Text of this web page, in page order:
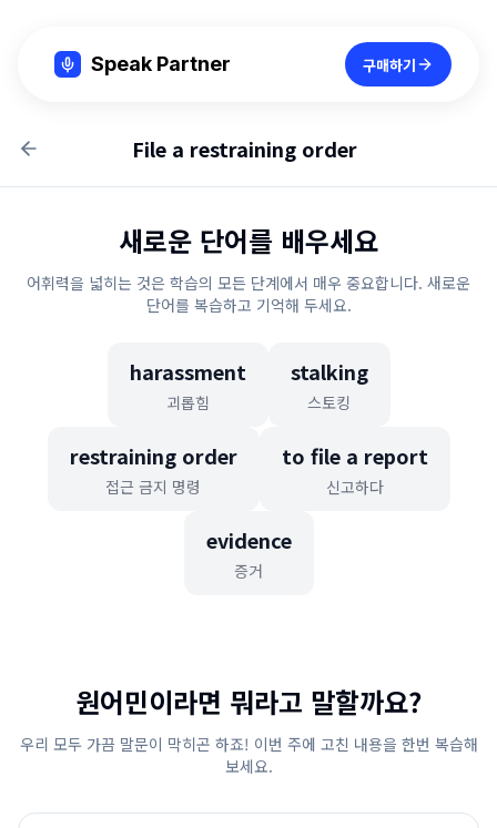
Speak Partner 구매하기
File a restraining order
새로운 단어를 배우세요
어휘력을 넓히는 것은 학습의 모든 단계에서 매우 중요합니다. 새로운
단어를 복습하고 기억해 두세요.
harassment
괴롭힘
stalking
스토킹
restraining order
접근 금지 명령
to file a report
신고하다
evidence
증거
원어민이라면 뭐라고 말할까요?
우리 모두 가끔 말문이 막히곤 하죠! 이번 주에 고친 내용을 한번 복습해
보세요.